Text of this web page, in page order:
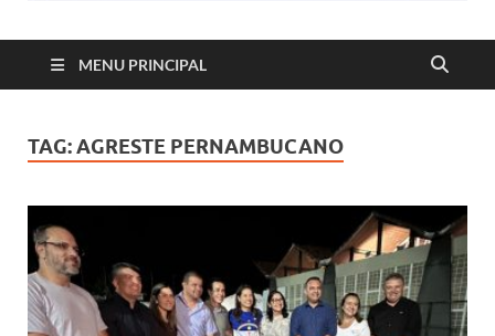
MENU PRINCIPAL
TAG:AGRESTE PERNAMBUCANO